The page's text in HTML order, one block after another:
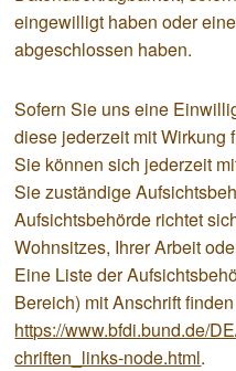
eingewilligt haben oder
abgeschlossen haben.
Sofern Sie uns eine
diese jederzeit mit Wirkung
Sie können sich jederzeit
Sie zuständige
Aufsichtsbehörde richtet
Wohnsitzes, Ihrer Arbeit
Eine Liste der
Bereich) mit Anschrift
https://www.bfdi.bund.de/
chriften_links-node.html.